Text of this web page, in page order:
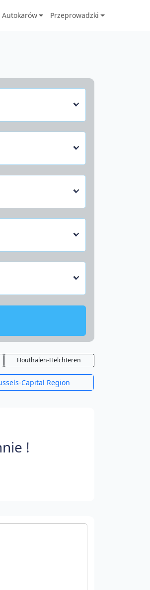
Przeprowadzki
Houthalen-Helchteren
Capital Region
!